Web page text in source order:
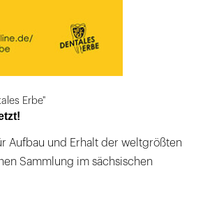
Erbe"
Aufbau und Erhalt der weltgrößten
Sammlung im sächsischen